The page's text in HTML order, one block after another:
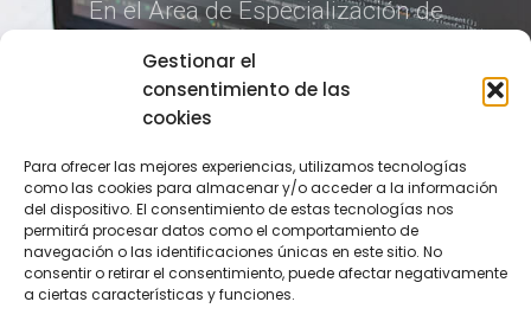
Gestionar el
consentimiento de las
cookies
Para ofrecer las mejores experiencias, utilizamos tecnologías
como las cookies para almacenar y/o acceder a la información
del dispositivo. El consentimiento de estas tecnologías nos
permitirá procesar datos como el comportamiento de
navegación o las identificaciones únicas en este sitio. No
consentir o retirar el consentimiento, puede afectar negativamente
a ciertas características y funciones.
En el Área de Especialización de
Derecho Bancario y Financiero
abarcamos diferentes acciones de
asesoramiento jurídico: financiaciones,
preconcursal, asesoramiento a
empresas de servicios de inversión,
regulación financiera, colocaciones
privadas y asesoramiento en mercado
de capitales.